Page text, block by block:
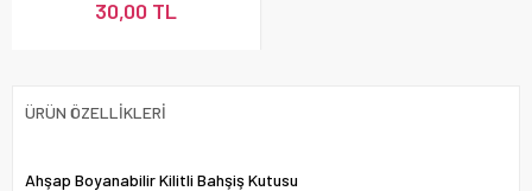
30,00 TL
ÜRÜN ÖZELLIKLERI
Ahşap Boyanabilir Kilitli Bahşiş Kutusu